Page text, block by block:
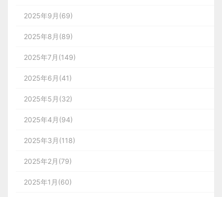
2025年9月(69)
2025年8月(89)
2025年7月(149)
2025年6月(41)
2025年5月(32)
2025年4月(94)
2025年3月(118)
2025年2月(79)
2025年1月(60)